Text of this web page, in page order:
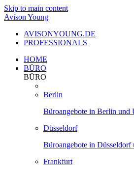
Skip to main content
Avison Young
AVISONYOUNG.DE
PROFESSIONALS
HOME
BÜRO
BÜRO
Berlin
Büroangebote in Berlin und
Düsseldorf
Büroangebote in Düsseldorf
Frankfurt